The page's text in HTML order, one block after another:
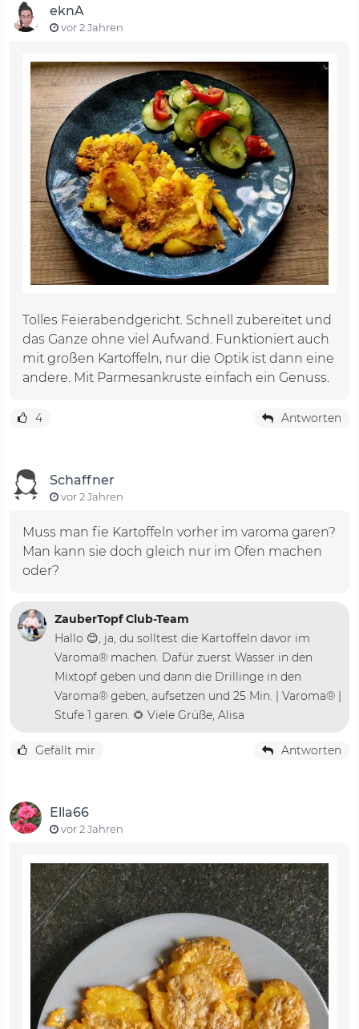
eknA
vor 2 Jahren
Tolles Feierabendgericht. Schnell zubereitet und
das Ganze ohne viel Aufwand. Funktioniert auch
mit großen Kartoffeln, nur die Optik ist dann eine
andere. Mit Parmesankruste einfach ein Genuss.
4 Antworten
Schaffner
vor 2 Jahren
Muss man fie Kartoffeln vorher im varoma garen?
Man kann sie doch gleich nur im Ofen machen
oder?
ZauberTopf Club-Team
Hallo 😊, ja, du solltest die Kartoffeln davor im
Varoma® machen. Dafür zuerst Wasser in den
Mixtopf geben und dann die Drillinge in den
Varoma® geben, aufsetzen und 25 Min. | Varoma® |
Stufe 1 garen. 🌻 Viele Grüße, Alisa
Gefällt mir Antworten
Ella66
vor 2 Jahren